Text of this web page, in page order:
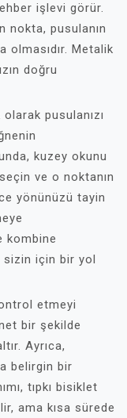
işlevi görür.
nokta, pusulanın
Metalik
doğru
pusulanızı
kuzey okunu
ve o noktanın
yönünüzü tayin
kombine
sizin için bir yol
etmeyi
bir şekilde
Ayrıca,
belirgin bir
tıpkı bisiklet
ama kısa sürede